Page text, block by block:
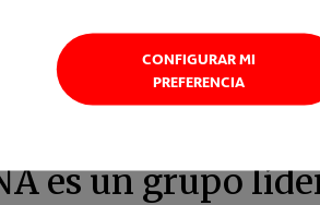
CONFIGURAR MI
PREFERENCIA
es un grupo